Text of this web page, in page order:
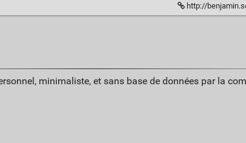
http://
minimaliste, et sans base de données par la